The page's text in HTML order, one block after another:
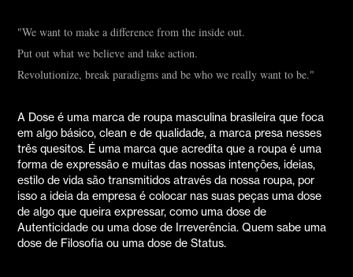
"We want to make a difference from the inside out.
Put out what we believe and take action.
Revolutionize, break paradigms and be who we really want to be."
A Dose é uma marca de roupa masculina brasileira que foca
em algo básico, clean e de qualidade, a marca presa nesses
três quesitos. É uma marca que acredita que a roupa é uma
forma de expressão e muitas das nossas intenções, ideias,
estilo de vida são transmitidos através da nossa roupa, por
isso a ideia da empresa é colocar nas suas peças uma dose
de algo que queira expressar, como uma dose de
Autenticidade ou uma dose de Irreverência. Quem sabe uma
dose de Filosofia ou uma dose de Status.